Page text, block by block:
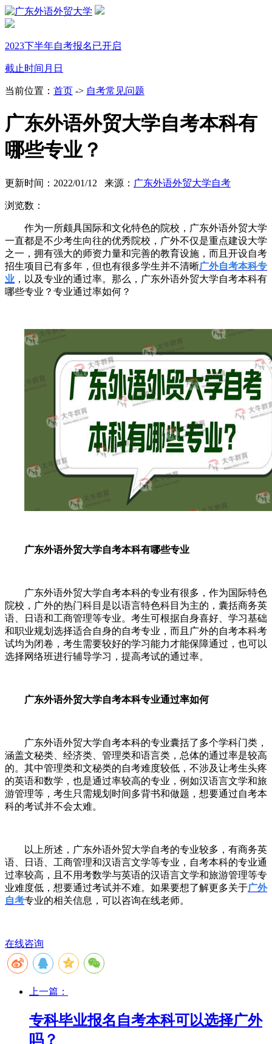
2023下半年自考报名已开启
截止时间 月 日
当前位置： 首页 -> 自考常见问题
广东外语外贸大学自考本科有
哪些专业？
更新时间：2022/01/12 来源： 广东外语外贸大学自考
浏览数：
作为一所颇具国际和文化特色的院校，广东外语外贸大学
一直都是不少考生向往的优秀院校，广外不仅是重点建设大学
之一，拥有强大的师资力量和完善的教育设施，而且开设自考
招生项目已有多年，但也有很多学生并不清晰广外自考本科专
业 ，以及专业的通过率。那么，广东外语外贸大学自考本科有
哪些专业？ 专业通过率如何 ？
广东外语外贸大学自考本科有哪些专业
广东外语外贸大学自考本科的专业有很多，作为国际特色
院校，广外的热门科目是以语言特色科目为主的，囊括商务英
语、日语和工商管理等专业。考生可根据自身喜好、学习基础
和职业规划选择适合自身的自考专业，而且广外的自考本科考
试均为闭卷，考生需要较好的学习能力才能保障通过，也可以
选择网络班进行辅导学习，提高考试的通过率。
广东外语外贸大学自考本科专业通过率如何
广东外语外贸大学自考本科的专业囊括了多个学科门类，
涵盖文秘类、经济类、管理类和语言类，总体的通过率是较高
的。其中管理类和文秘类的自考难度较低，不涉及让考生头疼
的英语和数学，也是通过率较高的专业，例如汉语言文学和旅
游管理等，考生只需规划时间多背书和做题，想要通过自考本
科的考试并不会太难。
以上所述，广东外语外贸大学自考的专业较多，有商务英
语、日语、工商管理和汉语言文学等专业，自考本科的专业通
过率较高，且不用考数学与英语的汉语言文学和旅游管理等专
业难度低，想要通过考试并不难。 如果要想了解更多关于广外
自考专业的相关信息 ， 可以咨询在线老师。
在线咨询
上一篇：
专科毕业报名自考本科可以选择广外
吗？